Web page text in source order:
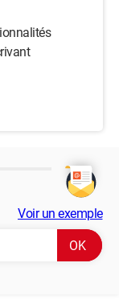
Voir un exemple